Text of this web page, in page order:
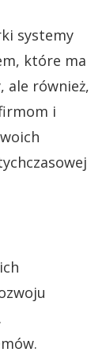
systemy
które ma
ale również,
i